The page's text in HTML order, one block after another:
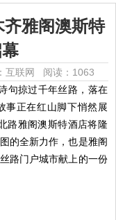
雅阁澳斯特
互联网 阅读：1063
句掠过千年丝路，落在
事正在红山脚下悄然展
路雅阁澳斯特酒店将隆
的全新力作，也是雅阁
路门户城市献上的一份